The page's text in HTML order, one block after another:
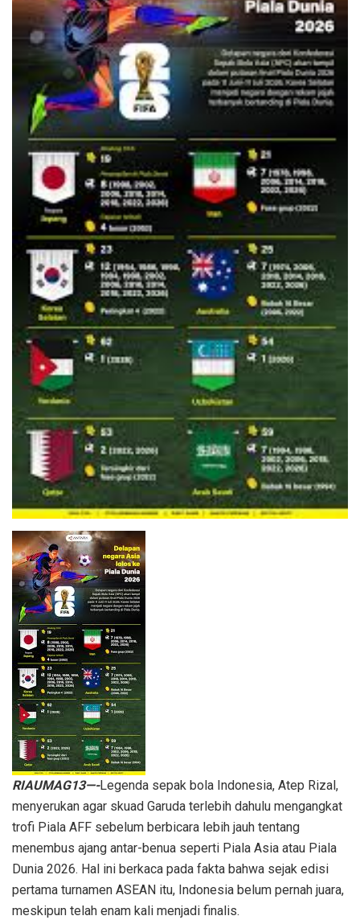
RIAUMAG13—-Legenda sepak bola Indonesia, Atep Rizal,
menyerukan agar skuad Garuda terlebih dahulu mengangkat
trofi Piala AFF sebelum berbicara lebih jauh tentang
menembus ajang antar-benua seperti Piala Asia atau Piala
Dunia 2026. Hal ini berkaca pada fakta bahwa sejak edisi
pertama turnamen ASEAN itu, Indonesia belum pernah juara,
meskipun telah enam kali menjadi finalis.